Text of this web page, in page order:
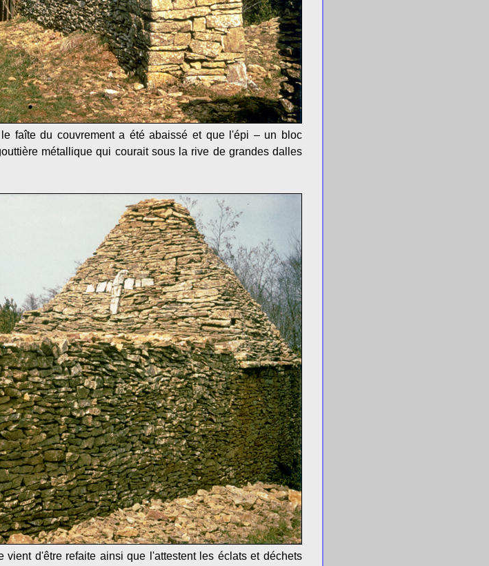
faîte du couvrement a été abaissé et que l'épi – un bloc
métallique qui courait sous la rive de grandes dalles
d'être refaite ainsi que l'attestent les éclats et déchets